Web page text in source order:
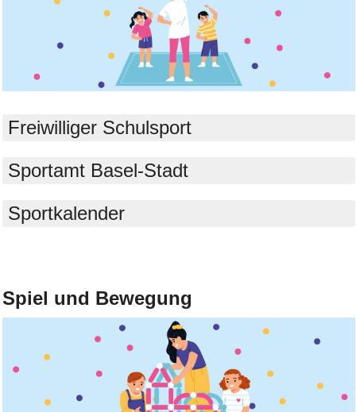
Freiwilliger Schulsport
Sportamt Basel-Stadt
Sportkalender
Spiel und Bewegung